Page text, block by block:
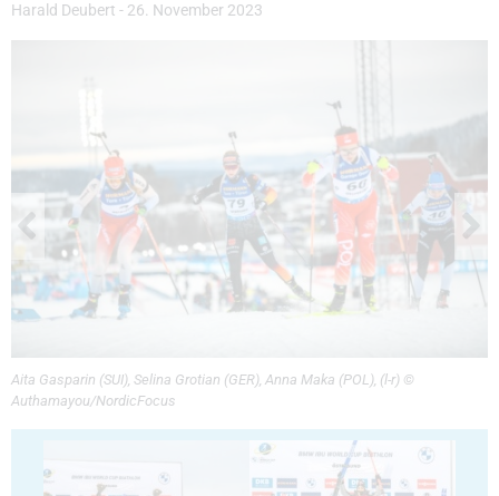
Harald Deubert - 26. November 2023
Aita Gasparin (SUI), Selina Grotian (GER), Anna Maka (POL), (l-r) ©
Authamayou/NordicFocus